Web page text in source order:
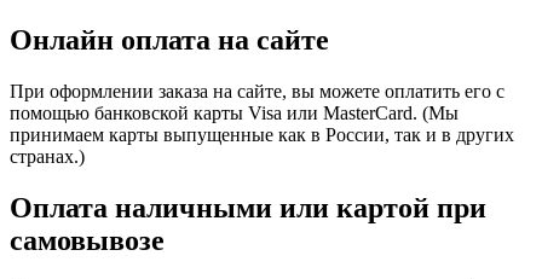
Онлайн оплата на сайте
При оформлении заказа на сайте, вы можете оплатить его с
помощью банковской карты Visa или MasterCard. (Мы
принимаем карты выпущенные как в России, так и в других
странах.)
Оплата наличными или картой при
самовывозе